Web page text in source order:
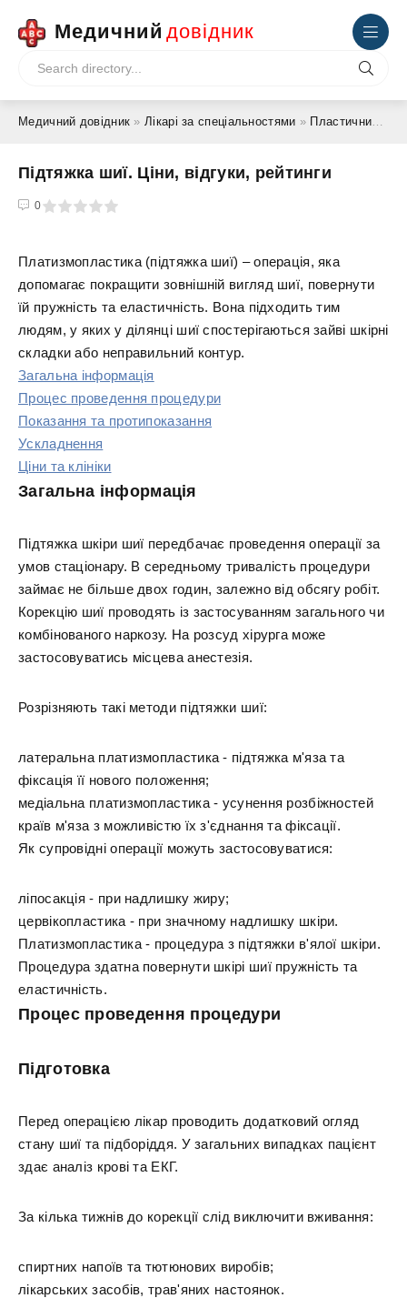
Медичний довідник
Медичний довідник »Лікарі за спеціальностями » Пластичний хірург
Підтяжка шиї. Ціни, відгуки, рейтинги
0
5
Платизмопластика (підтяжка шиї) – операція, яка
допомагає покращити зовнішній вигляд шиї, повернути
їй пружність та еластичність. Вона підходить тим
людям, у яких у ділянці шиї спостерігаються зайві шкірні
складки або неправильний контур.
Загальна інформація
Процес проведення процедури
Показання та протипоказання
Ускладнення
Ціни та клініки
Загальна інформація
Підтяжка шкіри шиї передбачає проведення операції за
умов стаціонару. В середньому тривалість процедури
займає не більше двох годин, залежно від обсягу робіт.
Корекцію шиї проводять із застосуванням загального чи
комбінованого наркозу. На розсуд хірурга може
застосовуватись місцева анестезія.
Розрізняють такі методи підтяжки шиї:
латеральна платизмопластика - підтяжка м'яза та
фіксація її нового положення;
медіальна платизмопластика - усунення розбіжностей
країв м'яза з можливістю їх з'єднання та фіксації.
Як супровідні операції можуть застосовуватися:
ліпосакція - при надлишку жиру;
цервікопластика - при значному надлишку шкіри.
Платизмопластика - процедура з підтяжки в'ялої шкіри.
Процедура здатна повернути шкірі шиї пружність та
еластичність.
Процес проведення процедури
Підготовка
Перед операцією лікар проводить додатковий огляд
стану шиї та підборіддя. У загальних випадках пацієнт
здає аналіз крові та ЕКГ.
За кілька тижнів до корекції слід виключити вживання:
спиртних напоїв та тютюнових виробів;
лікарських засобів, трав'яних настоянок.